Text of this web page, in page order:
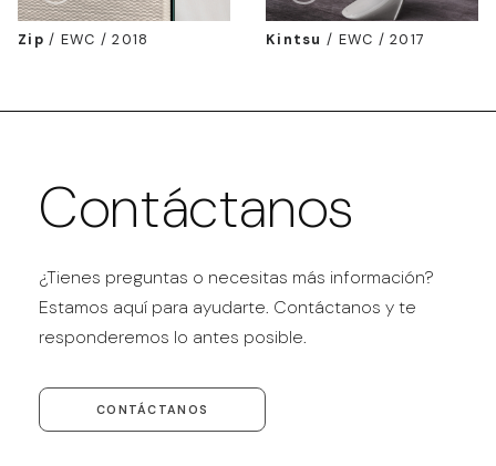
Zip / EWC / 2018 Kintsu / EWC / 2017
Contáctanos
¿Tienes preguntas o necesitas más información?
Estamos aquí para ayudarte. Contáctanos y te
responderemos lo antes posible.
CONTÁCTANOS